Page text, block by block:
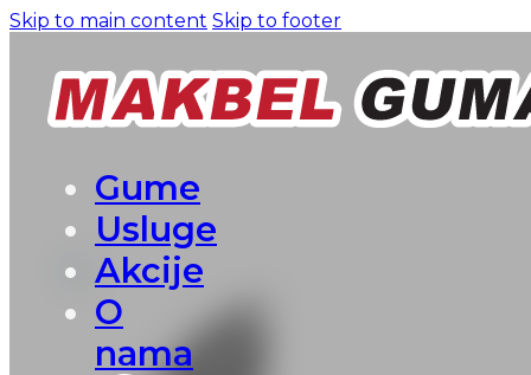
Skip to main content Skip to footer
Gume
Usluge
Akcije
O
nama